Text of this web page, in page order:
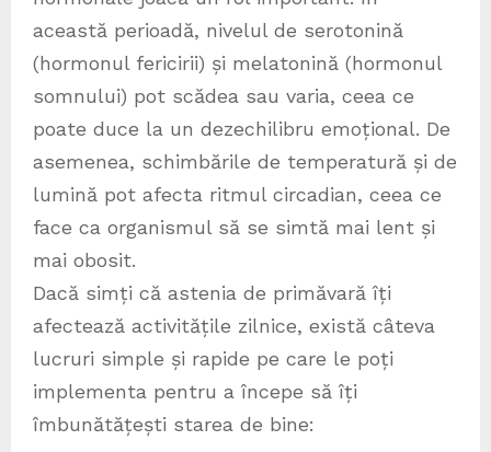
această perioadă, nivelul de serotonină
(hormonul fericirii) și melatonină (hormonul
somnului) pot scădea sau varia, ceea ce
poate duce la un dezechilibru emoțional. De
asemenea, schimbările de temperatură și de
lumină pot afecta ritmul circadian, ceea ce
face ca organismul să se simtă mai lent și
mai obosit.
Dacă simți că astenia de primăvară îți
afectează activitățile zilnice, există câteva
lucruri simple și rapide pe care le poți
implementa pentru a începe să îți
îmbunătățești starea de bine: